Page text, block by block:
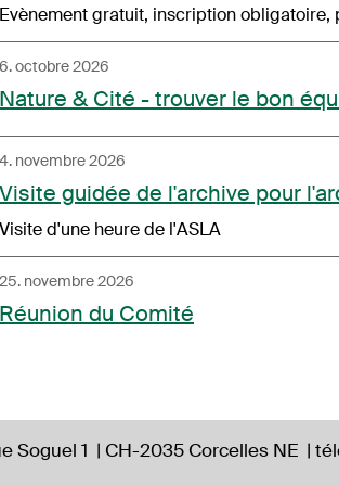
Evènement gratuit, inscription
Nature & Cité - trouver le bon
6. octobre 2026
Visite guidée de l'archive pour
4. novembre 2026
Visite d'une heure de l'ASLA
Réunion du Comité
25. novembre 2026
Soguel 1 | CH-2035 Corcelles NE |